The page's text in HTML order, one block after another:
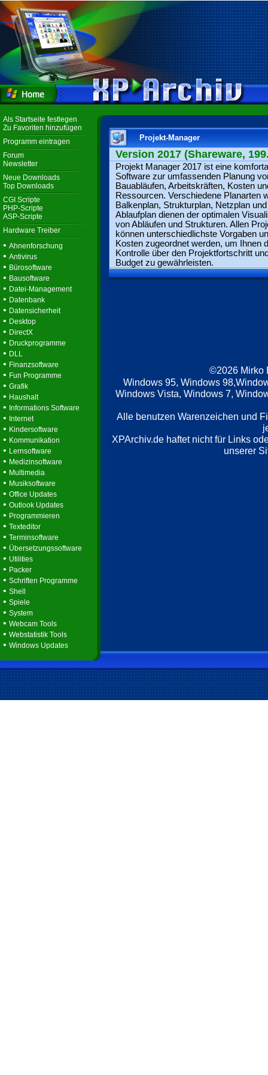
Als Startseite festlegen
Zu Favoriten hinzufügen
Programm eintragen
Forum
Newsletter
Neue Downloads
Top Downloads
CGI Scripte
PHP-Scripte
ASP-Scripte
Hardware Treiber
• Ahnenforschung
• Antivirus
• Bürosoftware
• Bausoftware
• Datei-Management
• Datenbank
• Datensicherheit
• Desktop
• DirectX
• Druckprogramme
• DLL
• Finanzsoftware
• Fun Programme
• Grafik
• Haushalt
• Informations Software
• Internet
• Kindersoftware
• Kommunikation
• Lernsoftware
• Medizinsoftware
• Multimedia
• Musiksoftware
• Office Updates
• Outlook Updates
• Programmieren
• Texteditor
• Terminsoftware
• Übersetzungssoftware
• Utilities
• Packer
• Schriften Programme
• Shell
• Spiele
• System
• Webcam Tools
• Webstatistik Tools
• Windows Updates
Projekt-Manager
Version 2017 (Shareware,
Projekt Manager 2017 ist eine
Software zur umfassenden Planung
Bauabläufen, Arbeitskräften, Kosten
Ressourcen. Verschiedene Planarten
Balkenplan, Strukturplan, Netzplan und
Ablaufplan dienen der optimalen
von Abläufen und Strukturen. Allen
können unterschiedlichste Vorgaben
Kosten zugeordnet werden, um Ihnen
Kontrolle über den Projektfortschritt
Budget zu gewährleisten.
©2026 Mirko
Windows 95, Windows
Windows Vista, Windows 7,
Alle benutzen Warenzeichen und
XPArchiv.de haftet nicht für Links
unserer